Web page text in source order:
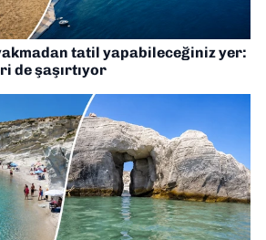
tatil yapabileceğiniz yer:
de şaşırtıyor